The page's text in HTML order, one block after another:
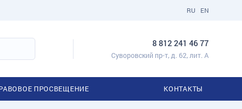
EN
RU
8 812 241 46 77
Суворовский пр-т, д. 62, лит. А
ПРОСВЕЩЕНИЕ КОНТАКТЫ